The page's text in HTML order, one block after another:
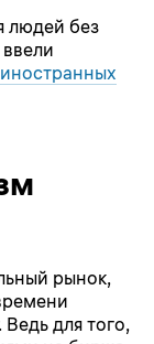
людей без
рынок,
для того,